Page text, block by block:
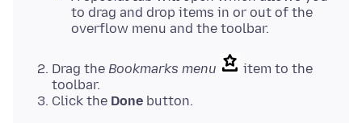
to drag and drop items in or out of the
overflow menu and the toolbar.
Drag the Bookmarks menu
item to the
toolbar.
Click the Done button.